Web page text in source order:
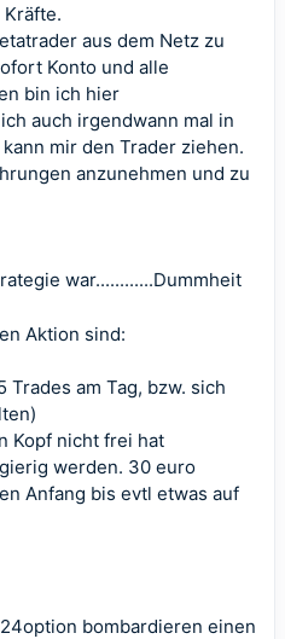
aus dem Netz zu
Konto und alle
bin ich hier
auch irgendwann mal in
mir den Trader ziehen.
anzunehmen und zu
war............Dummheit
Aktion sind:
Trades am Tag, bzw. sich
Kopf nicht frei hat
werden. 30 euro
Anfang bis evtl etwas auf
bombardieren einen